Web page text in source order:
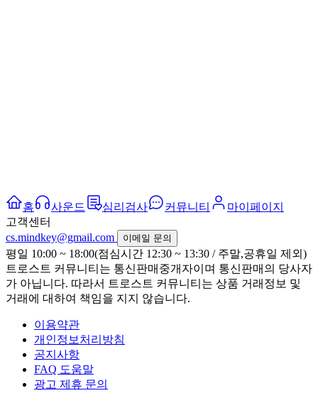
홈 사운드 심리검사 커뮤니티
마이페이지
고객센터
cs.mindkey@gmail.com
이메일 문의
평일 10:00 ~ 18:00(점심시간 12:30 ~ 13:30 / 주말,공휴일 제외)
트로스트 커뮤니티는 통신판매중개자이며 통신판매의 당사자
가 아닙니다. 따라서 트로스트 커뮤니티는 상품 거래정보 및
거래에 대하여 책임을 지지 않습니다.
이용약관
개인정보처리방침
공지사항
FAQ 도움말
광고 제휴 문의